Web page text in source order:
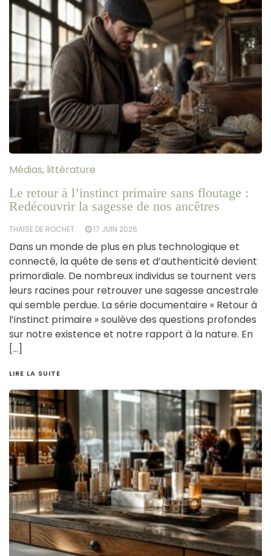
Médias, littérature
Le retour à l’instinct primaire sans floutage :
Redécouvrir la sagesse de nos ancêtres
THAÏSE DE ROCHET 17 JUIN 2026
Dans un monde de plus en plus technologique et
connecté, la quête de sens et d’authenticité devient
primordiale. De nombreux individus se tournent vers
leurs racines pour retrouver une sagesse ancestrale
qui semble perdue. La série documentaire « Retour à
l’instinct primaire » soulève des questions profondes
sur notre existence et notre rapport à la nature. En
[…]
LIRE LA SUITE